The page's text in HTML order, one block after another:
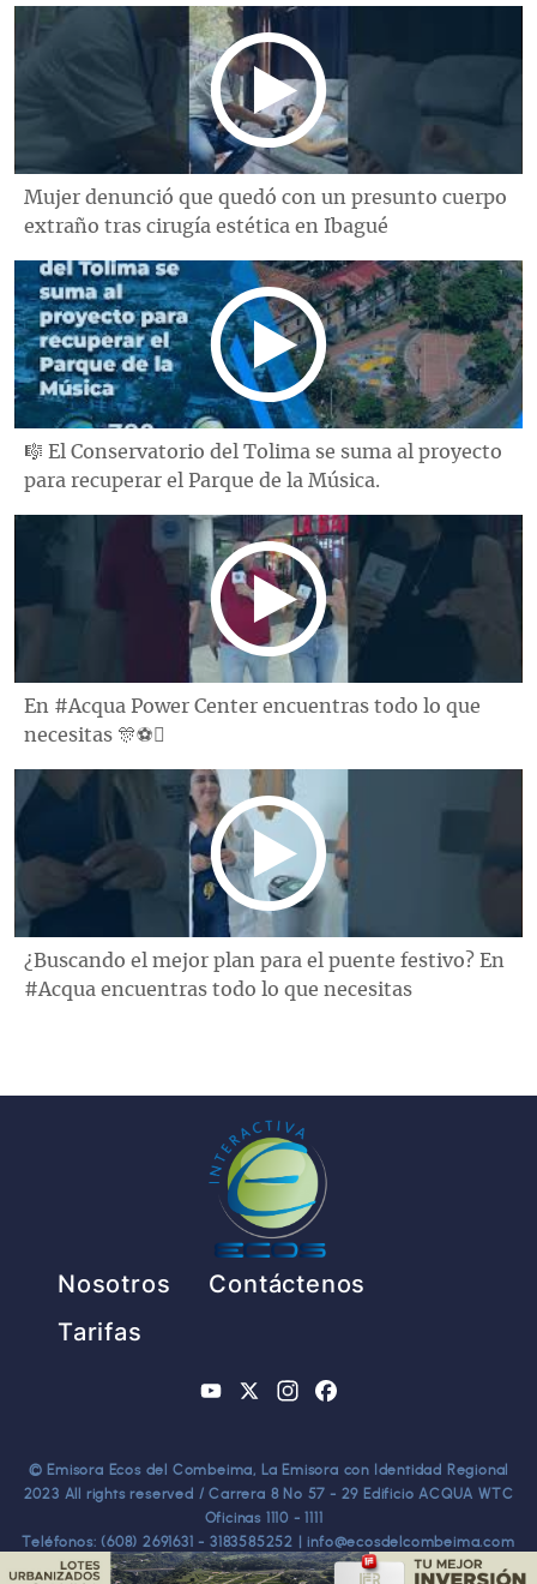
Mujer denunció que quedó con un presunto cuerpo
extraño tras cirugía estética en Ibagué
🎼 El Conservatorio del Tolima se suma al proyecto
para recuperar el Parque de la Música.
En #Acqua Power Center encuentras todo lo que
necesitas 🎊⚽️
¿Buscando el mejor plan para el puente festivo? En
#Acqua encuentras todo lo que necesitas
Pie de página
Nosotros
Contáctenos
Tarifas
YouTube
X Instagram
© Emisora Ecos del Combeima, La Emisora con Identidad Regional
2023 All rights reserved / Carrera 8 No 57 - 29 Edificio ACQUA WTC
Oficinas 1110 - 1111
Teléfonos: (608) 2691631 - 3183585252 | info@ecosdelcombeima.com
Ibagué - Tolima. TODOS LOS DERECHOS RESERVADOS